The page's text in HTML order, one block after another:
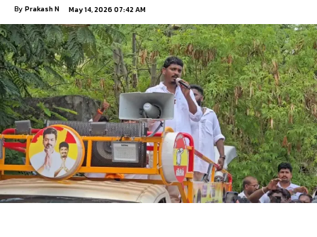
By Prakash N May 14, 2026 07:42 AM